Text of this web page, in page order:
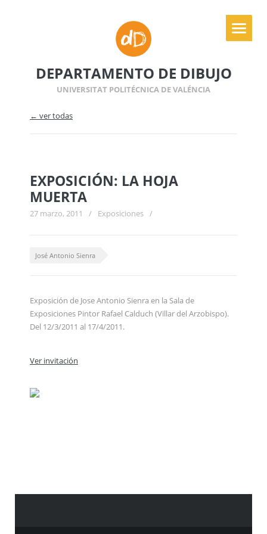
DEPARTAMENTO DE DIBUJO
UNIVERSITAT POLITÉCNICA DE VALÉNCIA
← ver todas
EXPOSICIÓN: LA HOJA
MUERTA
27 marzo, 2011 / Exposiciones /
José Antonio Sienra
Exposición de Jose Antonio Sienra en la Sala de
Exposiciones Pintor Rafael Calduch (Villar del Arzobispo).
Del 12/3/2011 al 17/4/2011.
Ver invitación